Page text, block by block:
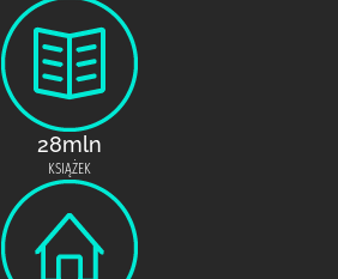
28mln
KSIĄŻEK